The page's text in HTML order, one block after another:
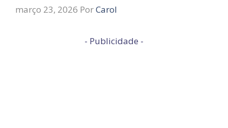
março 23, 2026 PorCarol
- Publicidade -